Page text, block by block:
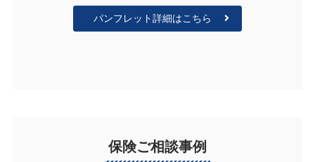
パンフレット詳細はこちら
保険ご相談事例